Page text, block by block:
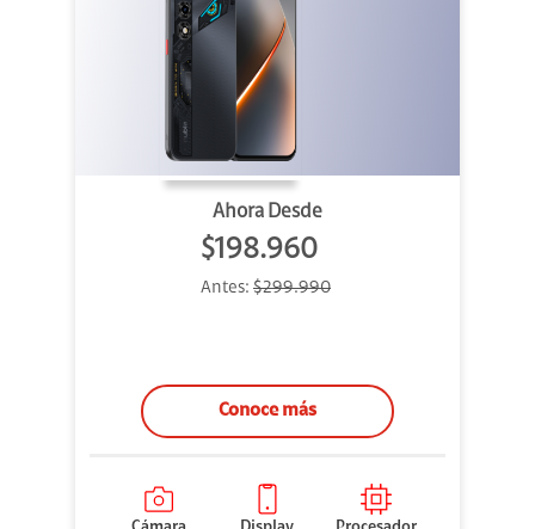
Ahora Desde
$198.960
Antes: $299.990
Conoce más